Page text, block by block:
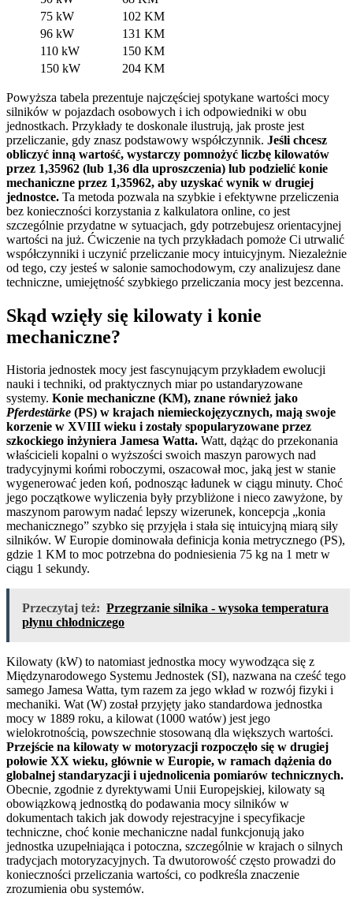
75 kW
102 KM
96 kW
131 KM
110 kW
150 KM
150 kW
204 KM
Powyższa tabela prezentuje najczęściej spotykane wartości mocy
silników w pojazdach osobowych i ich odpowiedniki w obu
jednostkach. Przykłady te doskonale ilustrują, jak proste jest
przeliczanie, gdy znasz podstawowy współczynnik. Jeśli chcesz
obliczyć inną wartość, wystarczy pomnożyć liczbę kilowatów
przez 1,35962 (lub 1,36 dla uproszczenia) lub podzielić konie
mechaniczne przez 1,35962, aby uzyskać wynik w drugiej
jednostce. Ta metoda pozwala na szybkie i efektywne przeliczenia
bez konieczności korzystania z kalkulatora online, co jest
szczególnie przydatne w sytuacjach, gdy potrzebujesz orientacyjnej
wartości na już. Ćwiczenie na tych przykładach pomoże Ci utrwalić
współczynniki i uczynić przeliczanie mocy intuicyjnym. Niezależnie
od tego, czy jesteś w salonie samochodowym, czy analizujesz dane
techniczne, umiejętność szybkiego przeliczania mocy jest bezcenna.
Skąd wzięły się kilowaty i konie
mechaniczne?
Historia jednostek mocy jest fascynującym przykładem ewolucji
nauki i techniki, od praktycznych miar po ustandaryzowane
systemy. Konie mechaniczne (KM), znane również jako
Pferdestärke (PS) w krajach niemieckojęzycznych, mają swoje
korzenie w XVIII wieku i zostały spopularyzowane przez
szkockiego inżyniera Jamesa Watta. Watt, dążąc do przekonania
właścicieli kopalni o wyższości swoich maszyn parowych nad
tradycyjnymi końmi roboczymi, oszacował moc, jaką jest w stanie
wygenerować jeden koń, podnosząc ładunek w ciągu minuty. Choć
jego początkowe wyliczenia były przybliżone i nieco zawyżone, by
maszynom parowym nadać lepszy wizerunek, koncepcja „konia
mechanicznego” szybko się przyjęła i stała się intuicyjną miarą siły
silników. W Europie dominowała definicja konia metrycznego (PS),
gdzie 1 KM to moc potrzebna do podniesienia 75 kg na 1 metr w
ciągu 1 sekundy.
Przeczytaj też: Przegrzanie silnika - wysoka temperatura
płynu chłodniczego
Kilowaty (kW) to natomiast jednostka mocy wywodząca się z
Międzynarodowego Systemu Jednostek (SI), nazwana na cześć tego
samego Jamesa Watta, tym razem za jego wkład w rozwój fizyki i
mechaniki. Wat (W) został przyjęty jako standardowa jednostka
mocy w 1889 roku, a kilowat (1000 watów) jest jego
wielokrotnością, powszechnie stosowaną dla większych wartości.
Przejście na kilowaty w motoryzacji rozpoczęło się w drugiej
połowie XX wieku, głównie w Europie, w ramach dążenia do
globalnej standaryzacji i ujednolicenia pomiarów technicznych.
Obecnie, zgodnie z dyrektywami Unii Europejskiej, kilowaty są
obowiązkową jednostką do podawania mocy silników w
dokumentach takich jak dowody rejestracyjne i specyfikacje
techniczne, choć konie mechaniczne nadal funkcjonują jako
jednostka uzupełniająca i potoczna, szczególnie w krajach o silnych
tradycjach motoryzacyjnych. Ta dwutorowość często prowadzi do
konieczności przeliczania wartości, co podkreśla znaczenie
zrozumienia obu systemów.